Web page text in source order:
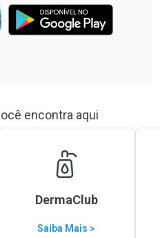
encontra aqui
DermaClub
Saiba Mais >